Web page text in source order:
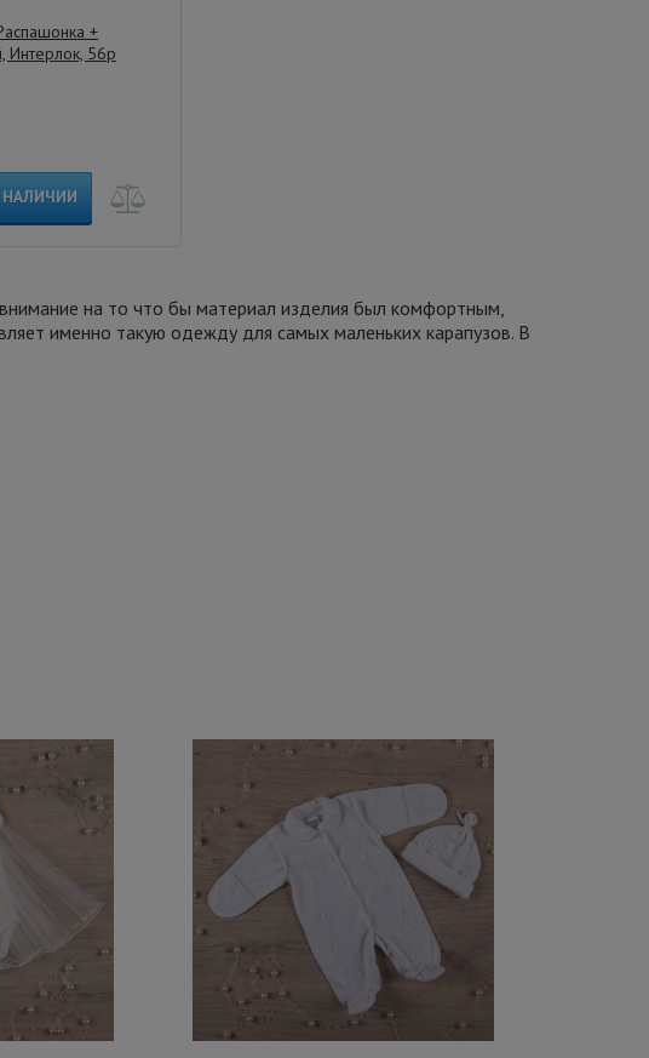
+
Интерлок, 56р
на то что бы материал изделия был комфортным,
именно такую одежду для самых маленьких карапузов. В